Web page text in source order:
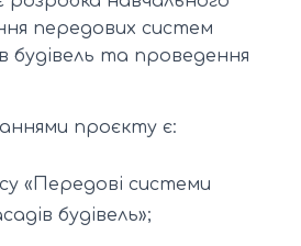
передових систем
будівель та проведення
проєкту є:
«Передові системи
будівель»;